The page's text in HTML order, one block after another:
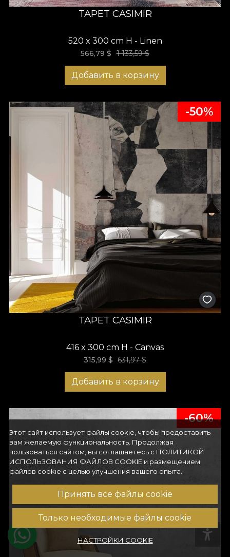
TAPET CASIMIR
520 x 300 cm H - Linen
566,79$ 1 133,59 $
Добавить в корзину
-50%
TAPET CASIMIR
416 x 300 cm H - Canvas
315,99 $ 631,97$
Добавить в корзину
-60%
Этот сайт использует файлы cookie, чтобы предоставить
вам желаемую функциональность. Продолжая
пользоваться сайтом, вы соглашаетесь с ПОЛИТИКОЙ
ИСПОЛЬЗОВАНИЯ ФАЙЛОВ COOKIE и размещением
файлов cookie с целью улучшения вашего опыта.
Принять все файлы cookie
Только необходимые файлы cookie
НАСТРОЙКИ COOKIE